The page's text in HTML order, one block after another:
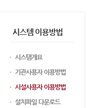
시스템 이용방법
시스템개요
기관사용자 이용방법
시설사용자 이용방법
설치파일 다운로드